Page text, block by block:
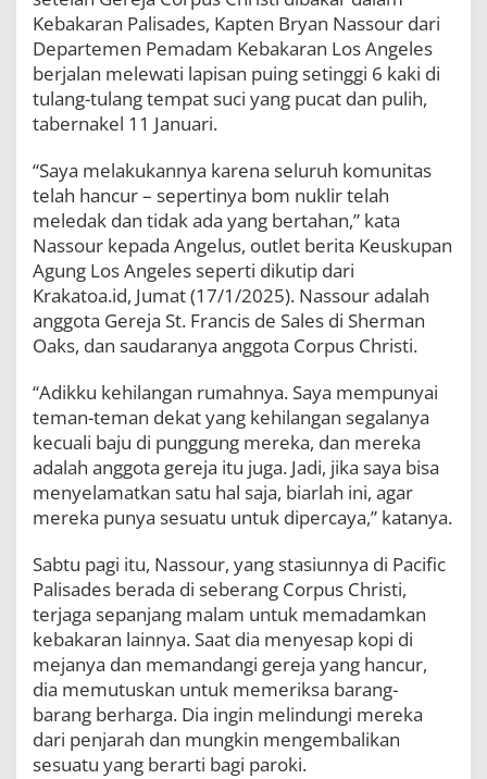
u
h
M
u
k
j
z
d
i
K
e
b
a
k
a
n
G
e
r
e
j
C
o
r
p
u
s
C
h
r
s
Kebakaran Palisades, Kapten Bryan Nassour dari
Departemen Pemadam Kebakaran Los Angeles
berjalan melewati lapisan puing setinggi 6 kaki di
tulang-tulang tempat suci yang pucat dan pulih,
tabernakel 11 Januari.
“Saya melakukannya karena seluruh komunitas
telah hancur – sepertinya bom nuklir telah
meledak dan tidak ada yang bertahan,” kata
Nassour kepada Angelus, outlet berita Keuskupan
Agung Los Angeles seperti dikutip dari
Krakatoa.id, Jumat (17/1/2025). Nassour adalah
anggota Gereja St. Francis de Sales di Sherman
Oaks, dan saudaranya anggota Corpus Christi.
“Adikku kehilangan rumahnya. Saya mempunyai
teman-teman dekat yang kehilangan segalanya
kecuali baju di punggung mereka, dan mereka
adalah anggota gereja itu juga. Jadi, jika saya bisa
menyelamatkan satu hal saja, biarlah ini, agar
mereka punya sesuatu untuk dipercaya,” katanya.
Sabtu pagi itu, Nassour, yang stasiunnya di Pacific
Palisades berada di seberang Corpus Christi,
terjaga sepanjang malam untuk memadamkan
kebakaran lainnya. Saat dia menyesap kopi di
mejanya dan memandangi gereja yang hancur,
dia memutuskan untuk memeriksa barang-
barang berharga. Dia ingin melindungi mereka
dari penjarah dan mungkin mengembalikan
sesuatu yang berarti bagi paroki.